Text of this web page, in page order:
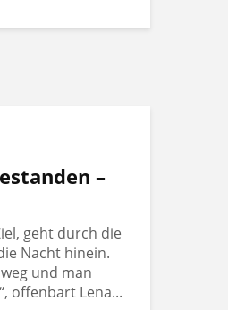
–
geht durch die
Nacht hinein.
und man
offenbart Lena...